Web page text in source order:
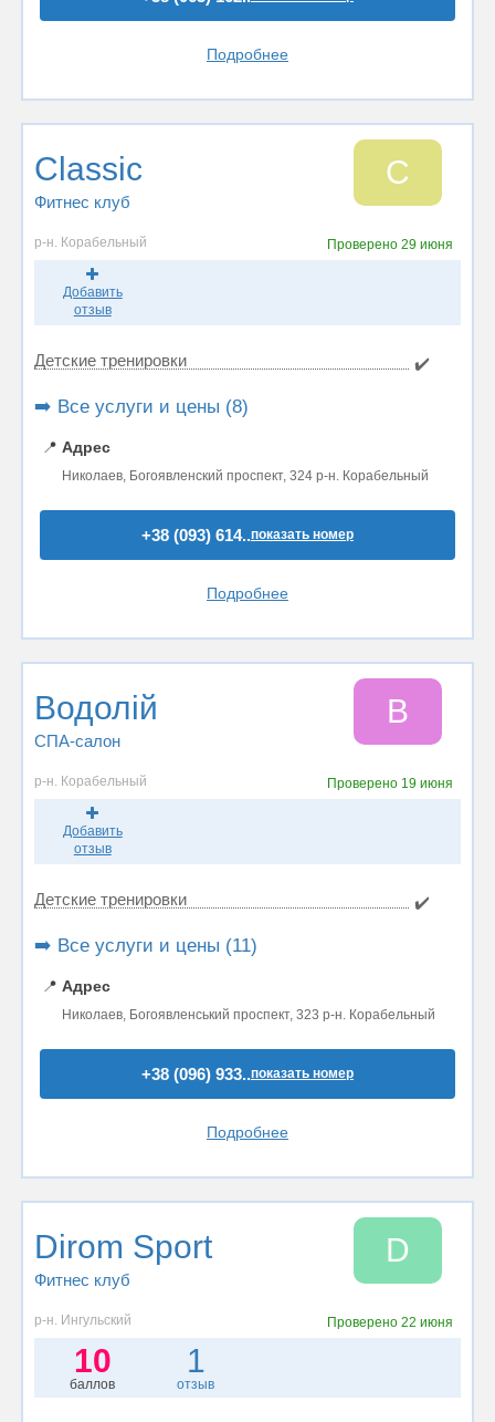
Подробнее
Classic
Фитнес клуб
C
р-н. Корабельный Проверено 29 июня
Добавить
отзыв
Детские тренировки ✔️
➡️ Все услуги и цены (8)
📍 Адрес
Николаев, Богоявленский проспект, 324 р-н. Корабельный
+38 (093) 614..показать номер
Подробнее
Водолій
СПА-салон
В
р-н. Корабельный Проверено 19 июня
Добавить
отзыв
Детские тренировки ✔️
➡️ Все услуги и цены (11)
📍 Адрес
Николаев, Богоявленський проспект, 323 р-н. Корабельный
+38 (096) 933..показать номер
Подробнее
Dirom Sport
Фитнес клуб
D
р-н. Ингульский Проверено 22 июня
10
баллов
1
отзыв